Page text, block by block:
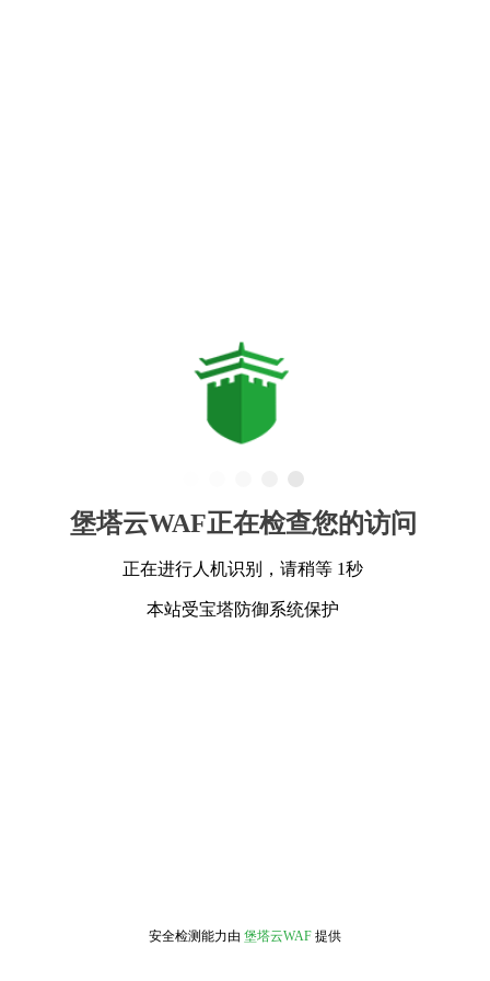
堡塔云WAF正在检查您的访问
正在进行人机识别，请稍等 1秒
本站受宝塔防御系统保护
安全检测能力由 堡塔云WAF 提供